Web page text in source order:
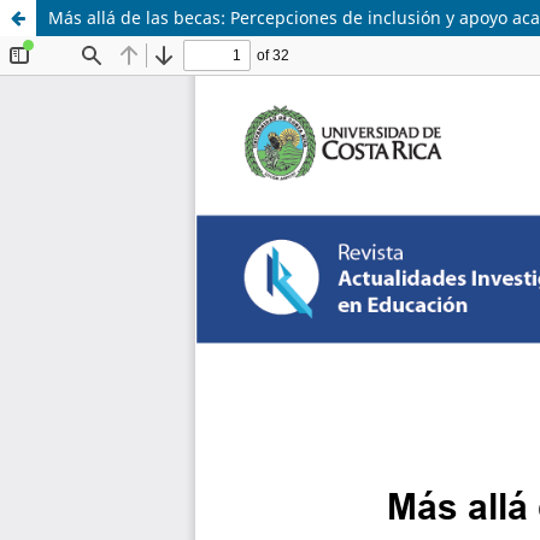
Más allá de las becas: Percepciones de inclusión y apoyo